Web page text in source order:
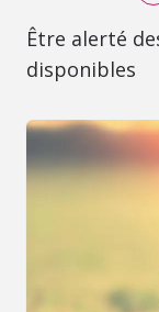
Être alerté
disponibles